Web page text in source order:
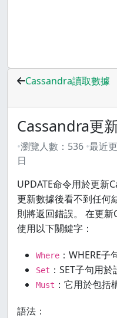
Cassandra讀取數據
Cassandra更
瀏覽人數： 536 最近
日
UPDATE命令用於更新
更新數據後看不到任何
則將返回錯誤。 在更
使用以下關鍵字：
Where ：WHERE子
Set ：SET子句用於
Must ：它用於包括
語法：